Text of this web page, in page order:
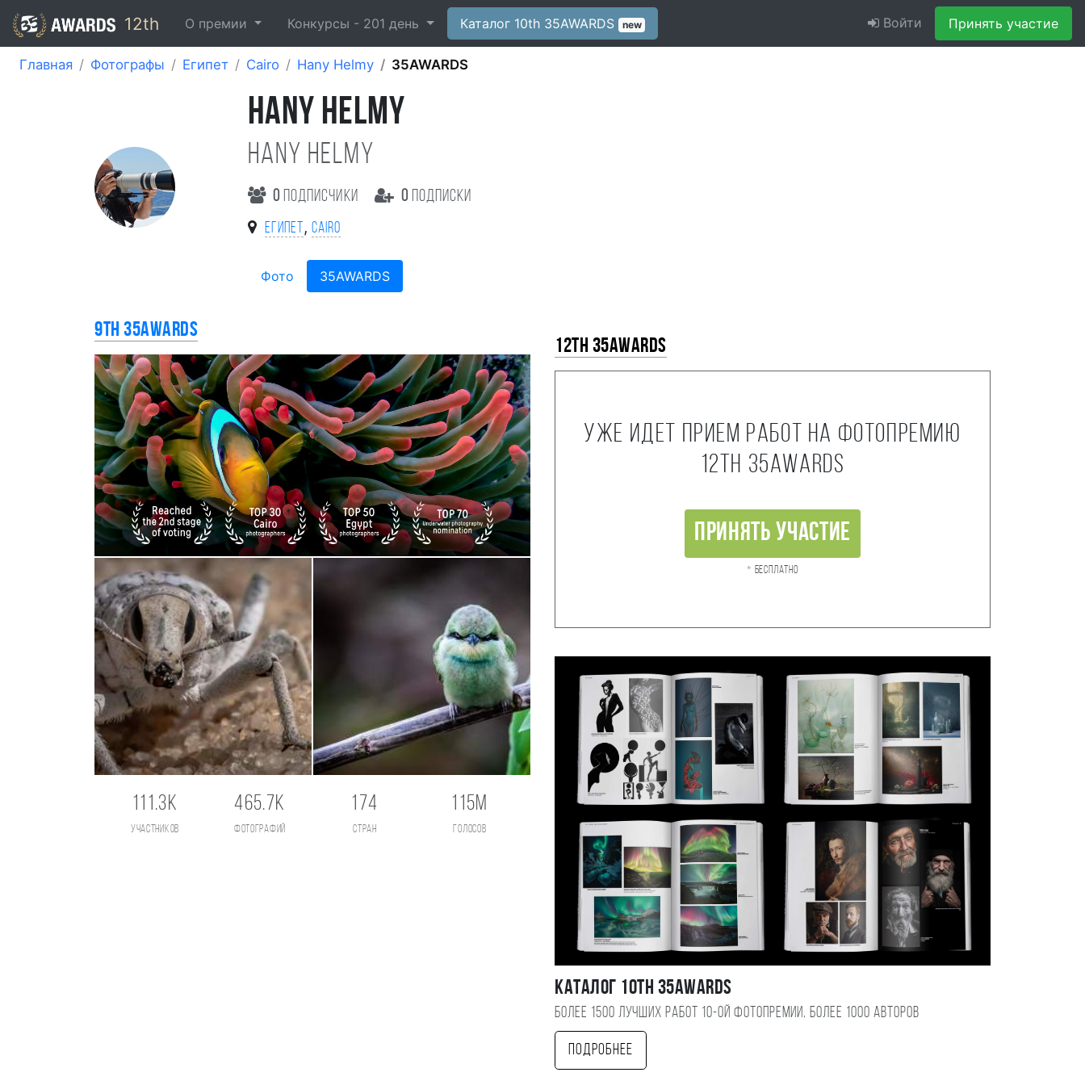
12th О премии Конкурсы - 201 день Каталог 10th 35AWARDS new Войти Принять участие
Главная Фотографы Египет Cairo Hany Helmy 35AWARDS
HANY HELMY
Hany Helmy
0 подписчики 0 подписки
Египет , Cairo
Фото 35AWARDS
9th 35AWARDS
111.3K
участников
465.7K
фотографий
174
стран
115M
голосов
12th 35AWARDS
Уже идет прием работ на фотопремию
12th 35AWARDS
Принять участие
* Бесплатно
Каталог 10TH 35AWARDS
Более 1500 лучших работ 10-ой фотопремии, более 1000 авторов
Подробнее